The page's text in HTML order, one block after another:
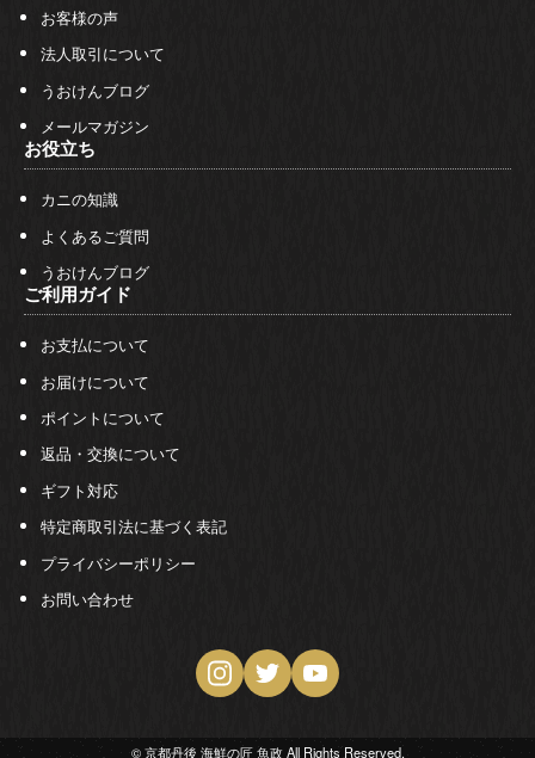
お客様の声
法人取引について
うおけんブログ
メールマガジン
お役立ち
カニの知識
よくあるご質問
うおけんブログ
ご利用ガイド
お支払について
お届けについて
ポイントについて
返品・交換について
ギフト対応
特定商取引法に基づく表記
プライバシーポリシー
お問い合わせ
© 京都丹後 海鮮の匠 魚政 All Rights Reserved.